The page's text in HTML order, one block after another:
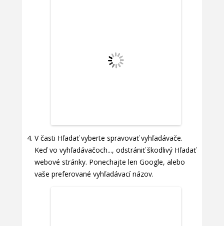
V časti Hľadať vyberte spravovať vyhľadávače.
Keď vo vyhľadávačoch..., odstrániť škodlivý Hľadať
webové stránky. Ponechajte len Google, alebo
vaše preferované vyhľadávací názov.